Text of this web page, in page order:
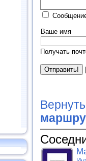
Ваше имя
Получать